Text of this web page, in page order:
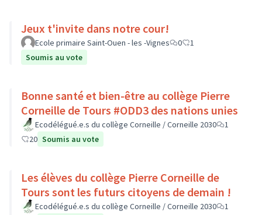
Jeux t'invite dans notre cour!
Ecole primaire Saint-Ouen - les -Vignes 0
1
Soumis au vote
Bonne santé et bien-être au collège Pierre
Corneille de Tours #ODD3 des nations unies
Ecodélégué.e.s du collège Corneille / Corneille 2030
1
20 Soumis au vote
Les élèves du collège Pierre Corneille de
Tours sont les futurs citoyens de demain !
Ecodélégué.e.s du collège Corneille / Corneille 2030
1